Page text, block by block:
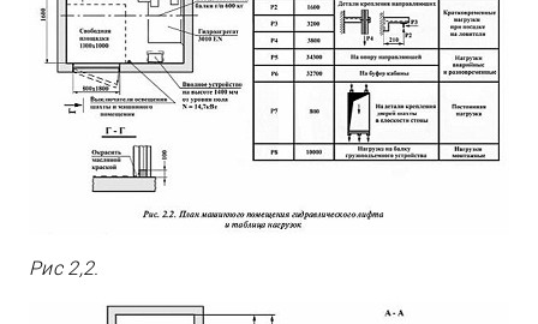
Рис 2,2.